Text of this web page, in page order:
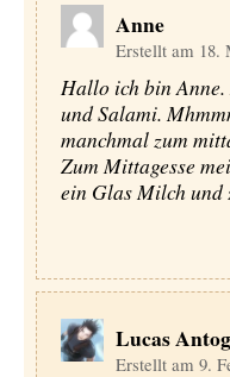
Anne
Erstellt am 18.
Hallo ich bin Anne.
und Salami.
manchmal zum
Zum Mittagesse
ein Glas Milch und
Lucas
Erstellt am 9.